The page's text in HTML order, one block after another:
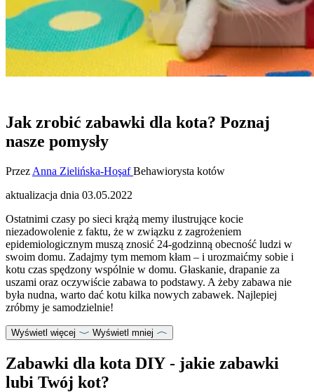
Jak zrobić zabawki dla kota? Poznaj
nasze pomysły
Przez Anna Zielińska-HoşafBehawiorysta kotów
aktualizacja dnia 03.05.2022
Ostatnimi czasy po sieci krążą memy ilustrujące kocie
niezadowolenie z faktu, że w związku z zagrożeniem
epidemiologicznym muszą znosić 24-godzinną obecność ludzi w
swoim domu. Zadajmy tym memom kłam – i urozmaićmy sobie i
kotu czas spędzony wspólnie w domu. Głaskanie, drapanie za
uszami oraz oczywiście zabawa to podstawy. A żeby zabawa nie
była nudna, warto dać kotu kilka nowych zabawek. Najlepiej
zróbmy je samodzielnie!
Wyświetl więcej Wyświetl mniej
Zabawki dla kota DIY - jakie zabawki
lubi Twój kot?